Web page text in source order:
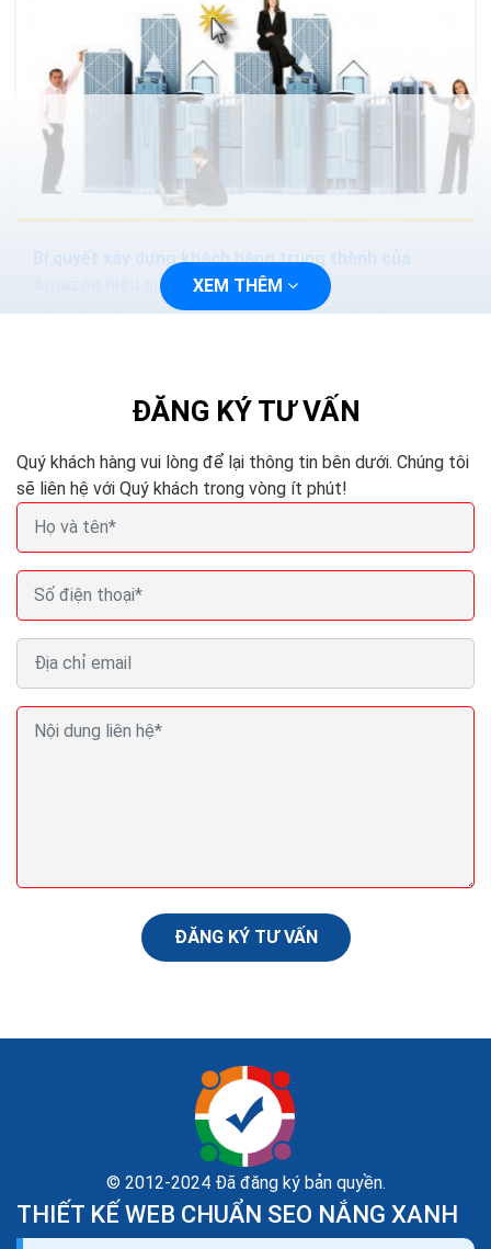
Bí quyết xây dựng khách hàng trung thành của
Amazon hiệu quả
Giải pháp hiệu quả nhất trong tình huống này là xác định
XEM THÊM
ĐĂNG KÝ TƯ VẤN
Quý khách hàng vui lòng để lại thông tin bên dưới. Chúng tôi
sẽ liên hệ với Quý khách trong vòng ít phút!
ĐĂNG KÝ TƯ VẤN
© 2012-2024 Đã đăng ký bản quyền.
THIẾT KẾ WEB CHUẨN SEO NẮNG XANH